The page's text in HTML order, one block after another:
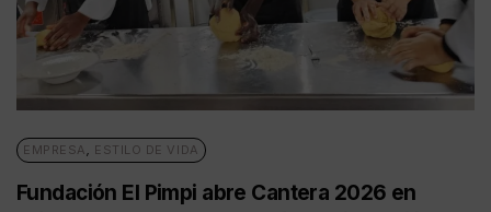
EMPRESA , ESTILO DE VIDA
Fundación El Pimpi abre Cantera 2026 en